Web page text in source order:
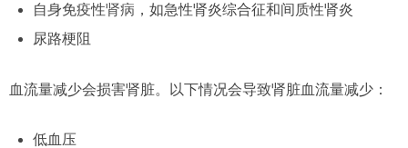
自身免疫性肾病 ，如急性肾炎综合征和间质性肾炎
尿路梗阻
血流量减少会损害肾脏。以下情况会导致肾脏血流量减少：
低血压